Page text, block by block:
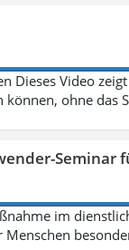
Dieses Video
können, ohne das
im